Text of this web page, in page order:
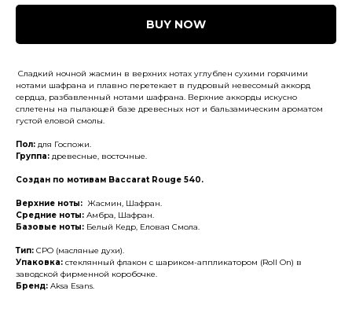
BUY NOW
Сладкий ночной жасмин в верхних нотах углублен сухими горячими
нотами шафрана и плавно перетекает в пудровый невесомый аккорд
сердца, разбавленный нотами шафрана. Верхние аккорды искусно
сплетены на пылающей базе древесных нот и бальзамическим ароматом
густой еловой смолы.
Пол: для Госпожи.
Группа: древесные, восточные.
Создан по мотивам Baccarat Rouge 540.
Верхние ноты: Жасмин, Шафран.
Средние ноты: Амбра, Шафран.
Базовые ноты: Белый Кедр, Еловая Смола.
Тип: CPO (масляные духи).
Упаковка: стеклянный флакон с шариком-аппликатором (Roll On) в
заводской фирменной коробочке.
Бренд: Aksa Esans.